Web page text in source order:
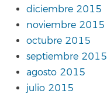
diciembre 2015
noviembre 2015
octubre 2015
septiembre 2015
agosto 2015
julio 2015